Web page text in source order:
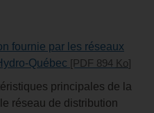
fournie par les réseaux
[PDF 894 Ko]
principales de la
réseau de distribution